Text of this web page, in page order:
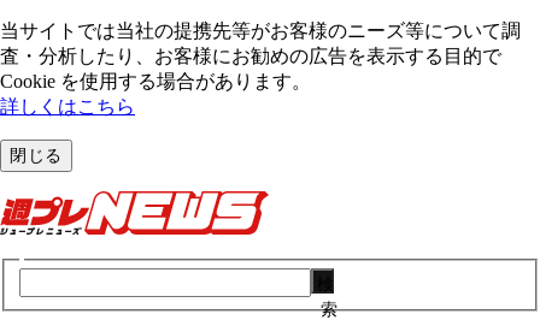
当サイトでは当社の提携先等がお客様のニーズ等について調
査・分析したり、お客様にお勧めの広告を表⽰する⽬的で
Cookie を使⽤する場合があります。
詳しくはこちら
閉じる
索